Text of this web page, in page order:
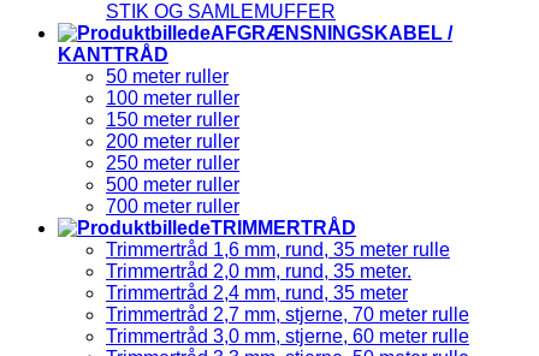
STIK OG SAMLEMUFFER
AFGRÆNSNINGSKABEL /
KANTTRÅD
50 meter ruller
100 meter ruller
150 meter ruller
200 meter ruller
250 meter ruller
500 meter ruller
700 meter ruller
TRIMMERTRÅD
Trimmertråd 1,6 mm, rund, 35 meter rulle
Trimmertråd 2,0 mm, rund, 35 meter.
Trimmertråd 2,4 mm, rund, 35 meter
Trimmertråd 2,7 mm, stjerne, 70 meter rulle
Trimmertråd 3,0 mm, stjerne, 60 meter rulle